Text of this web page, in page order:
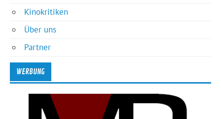
Kinokritiken
Über uns
Partner
WERBUNG